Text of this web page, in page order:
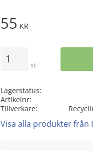
55 KR
st
Lagerstatus
Artikelnr
Tillverkare
Visa alla produkter från